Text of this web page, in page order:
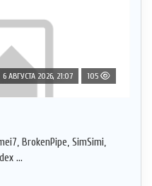
6 АВГУСТА 2026, 21:07 105
BrokenPipe, SimSimi,
...